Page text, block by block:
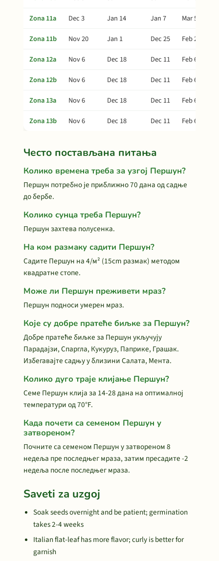
Zona 11a
Dec 3 Jan 14 Jan 7
Mar 5
Zona 11b
Nov 20 Jan 1 Dec 25
Feb 20
Zona 12a
Nov 6 Dec 18 Dec 11
Feb 6
Zona 12b
Nov 6 Dec 18 Dec 11
Feb 6
Zona 13a
Nov 6 Dec 18 Dec 11
Feb 6
Zona 13b
Nov 6 Dec 18 Dec 11 Feb 6
Често постављана питања
Колико времена треба за узгој Першун?
Першун потребно је приближно 70 дана од садње
до бербе.
Колико сунца треба Першун?
Першун захтева полусенка.
На ком размаку садити Першун?
Садите Першун на 4/м² (15cm размак) методом
квадратне стопе.
Може ли Першун преживети мраз?
Першун подноси умерен мраз.
Које су добре пратеће биљке за Першун?
Добре пратеће биљке за Першун укључују
Парадајзи, Спаргла, Кукуруз, Паприке, Грашак.
Избегавајте садњу у близини Салата, Мента.
Колико дуго траје клијање Першун?
Семе Першун клија за 14-28 дана на оптималној
температури од 70°F.
Када почети са семеном Першун у
затвореном?
Почните са семеном Першун у затвореном 8
недеља пре последњег мраза, затим пресадите -2
недеља после последњег мраза.
Saveti za uzgoj
Soak seeds overnight and be patient; germination
takes 2-4 weeks
Italian flat-leaf has more flavor; curly is better for
garnish